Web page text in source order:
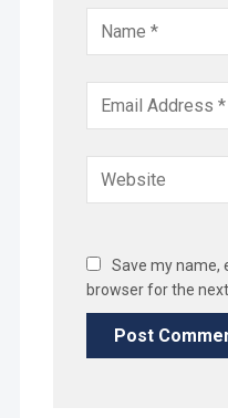
Save my name,
browser for the